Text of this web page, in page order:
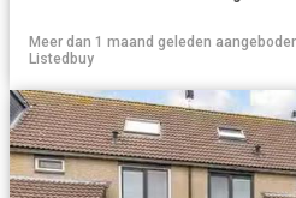
Meer dan 1 maand geleden
Listedbuy